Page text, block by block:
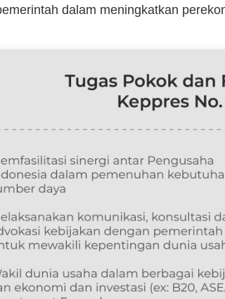
dalam meningkatkan